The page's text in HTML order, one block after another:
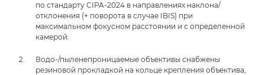
по стандарту CIPA-2024 в направлениях наклона/
отклонения (+ поворота в случае IBIS) при
максимальном фокусном расстоянии и с определенной
камерой.
Водо-/пыленепроницаемые объективы снабжены
резиновой прокладкой на кольце крепления объектива,